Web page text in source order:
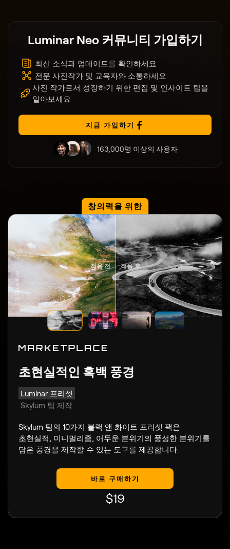
Luminar Neo 커뮤니티 가입하기
최신 소식과 업데이트를 확인하세요
전문 사진작가 및 교육자와 소통하세요
사진 작가로서 성장하기 위한 편집 및 인사이트 팁을
알아보세요
지금 가입하기
163,000명 이상의 사용자
창의력을 위한
초현실적인 흑백 풍경
Luminar 프리셋
Skylum 팀 제작
Skylum 팀의 10가지 블랙 앤 화이트 프리셋 팩은
초현실적, 미니멀리즘, 어두운 분위기의 풍성한 분위기를
담은 풍경을 제작할 수 있는 도구를 제공합니다.
바로 구매하기
$19
© GaudiLab
적용 전 적용 후